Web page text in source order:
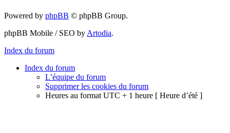
Powered by phpBB © phpBB Group.
phpBB Mobile / SEO by Artodia.
Index du forum
Index du forum
L’équipe du forum
Supprimer les cookies du forum
Heures au format UTC + 1 heure [ Heure d’été ]